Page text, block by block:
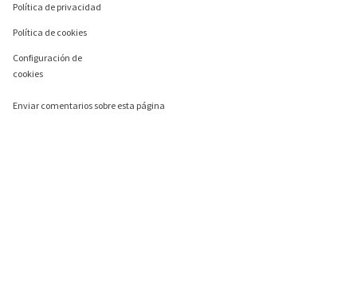
Política de privacidad
Política de cookies
Configuración de
cookies
Enviar comentarios sobre esta página